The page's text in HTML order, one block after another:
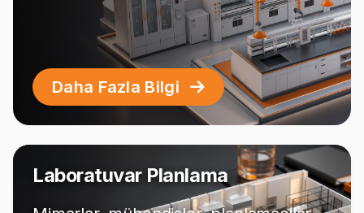
Daha Fazla Bilgi
Laboratuvar Planlama